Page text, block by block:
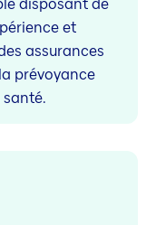
disposant de
et
assurances
prévoyance